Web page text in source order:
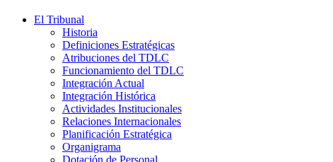
El Tribunal
Historia
Definiciones Estratégicas
Atribuciones del TDLC
Funcionamiento del TDLC
Integración Actual
Integración Histórica
Actividades Institucionales
Relaciones Internacionales
Planificación Estratégica
Organigrama